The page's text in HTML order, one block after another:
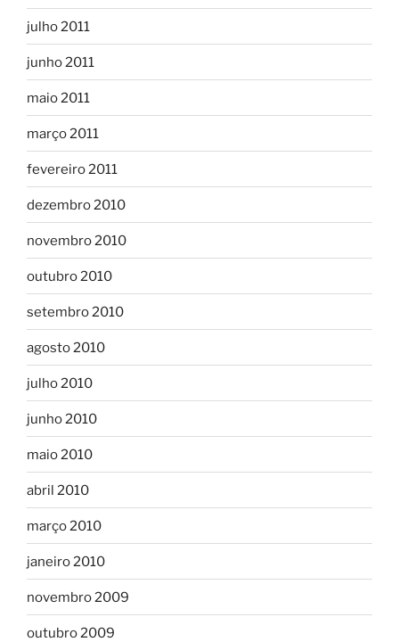
julho 2011
junho 2011
maio 2011
março 2011
fevereiro 2011
dezembro 2010
novembro 2010
outubro 2010
setembro 2010
agosto 2010
julho 2010
junho 2010
maio 2010
abril 2010
março 2010
janeiro 2010
novembro 2009
outubro 2009